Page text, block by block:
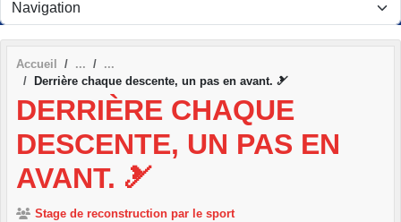
Accueil
Derrière chaque descente, un pas en avant. 🎿
DERRIÈRE CHAQUE
DESCENTE, UN PAS EN
AVANT. 🎿
Stage de reconstruction par le sport